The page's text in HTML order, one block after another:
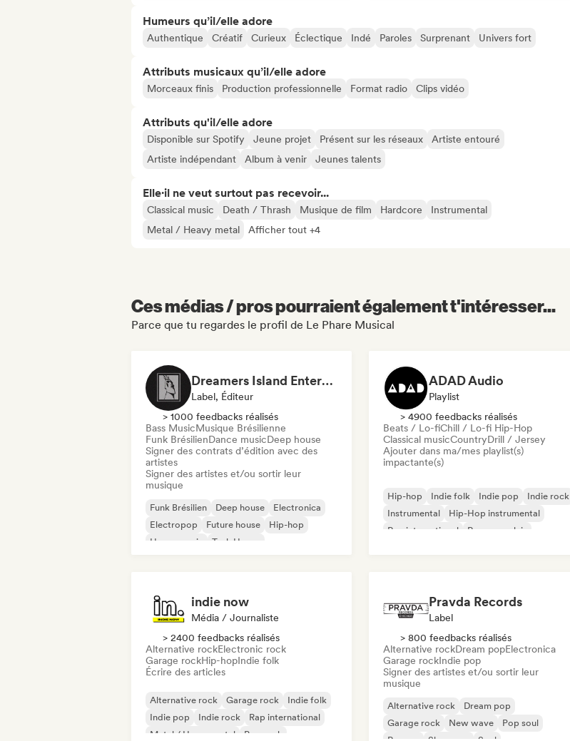
Humeurs qu’il/elle adore
Authentique Créatif Curieux Éclectique Indé Paroles Surprenant Univers fort
Attributs musicaux qu’il/elle adore
Morceaux finis Production professionnelle Format radio Clips vidéo
Attributs qu'il/elle adore
Disponible sur Spotify Jeune projet Présent sur les réseaux
Artiste entouré
Artiste indépendant
Album à venir Jeunes talents
Elle·il ne veut surtout pas recevoir...
Classical music Death / Thrash Musique de film Hardcore
Instrumental
Metal / Heavy metal
Afficher tout +4
Ces médias / pros pourraient également t'intéresser...
Parce que tu regardes le profil de Le Phare Musical
Dreamers Island Entertainment
Label, Éditeur
> 1000 feedbacks réalisés
Bass MusicMusique Brésilienne
Funk BrésilienDance musicDeep house
Signer des contrats d’édition avec des
artistes
Signer des artistes et/ou sortir leur
musique
Funk Brésilien Deep house
Electronica
Electropop
Future house
Hip-hop
House music
Tech House
ADAD Audio
Playlist
> 4900 feedbacks réalisés
Beats / Lo-fiChill / Lo-fi Hip-Hop
Classical musicCountryDrill / Jersey
Ajouter dans ma/mes playlist(s)
impactante(s)
Hip-hop Indie folk Indie pop
Indie rock
Instrumental
Hip-Hop instrumental
Rap international
Rap en anglais
indie now
Média / Journaliste
> 2400 feedbacks réalisés
Alternative rockElectronic rock
Garage rockHip-hopIndie folk
Écrire des articles
Alternative rock Garage rock
Indie folk
Indie pop
Indie rock
Rap international
Metal / Heavy metal
Pop rock
Pravda Records
Label
> 800 feedbacks réalisés
Alternative rockDream popElectronica
Garage rockIndie pop
Signer des artistes et/ou sortir leur
musique
Alternative rock
Dream pop
Garage rock
New wave
Pop soul